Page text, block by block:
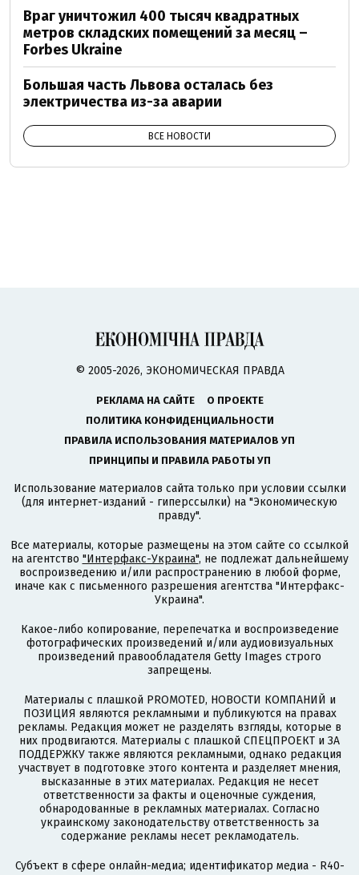
Враг уничтожил 400 тысяч квадратных
метров складских помещений за месяц –
Forbes Ukraine
Большая часть Львова осталась без
электричества из-за аварии
ВСЕ НОВОСТИ
© 2005-2026, ЭКОНОМИЧЕСКАЯ ПРАВДА
РЕКЛАМА НА САЙТЕ
О ПРОЕКТЕ
ПОЛИТИКА КОНФИДЕНЦИАЛЬНОСТИ
ПРАВИЛА ИСПОЛЬЗОВАНИЯ МАТЕРИАЛОВ УП
ПРИНЦИПЫ И ПРАВИЛА РАБОТЫ УП
Использование материалов сайта только при условии ссылки
(для интернет-изданий - гиперссылки) на "Экономическую
правду".
Все материалы, которые размещены на этом сайте со ссылкой
на агентство "Интерфакс-Украина", не подлежат дальнейшему
воспроизведению и/или распространению в любой форме,
иначе как с письменного разрешения агентства "Интерфакс-
Украина".
Какое-либо копирование, перепечатка и воспроизведение
фотографических произведений и/или аудиовизуальных
произведений правообладателя Getty Images строго
запрещены.
Материалы с плашкой PROMOTED, НОВОСТИ КОМПАНИЙ и
ПОЗИЦИЯ являются рекламными и публикуются на правах
рекламы. Редакция может не разделять взгляды, которые в
них продвигаются. Материалы с плашкой СПЕЦПРОЕКТ и ЗА
ПОДДЕРЖКУ также являются рекламными, однако редакция
участвует в подготовке этого контента и разделяет мнения,
высказанные в этих материалах. Редакция не несет
ответственности за факты и оценочные суждения,
обнародованные в рекламных материалах. Согласно
украинскому законодательству ответственность за
содержание рекламы несет рекламодатель.
Субъект в сфере онлайн-медиа; идентификатор медиа - R40-